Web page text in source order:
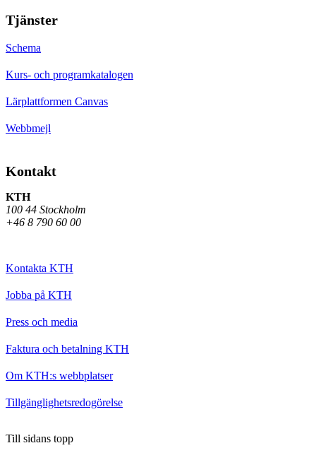
Tjänster
Schema
Kurs- och programkatalogen
Lärplattformen Canvas
Webbmejl
Kontakt
KTH
100 44 Stockholm
+46 8 790 60 00
Kontakta KTH
Jobba på KTH
Press och media
Faktura och betalning KTH
Om KTH:s webbplatser
Tillgänglighetsredogörelse
Till sidans topp